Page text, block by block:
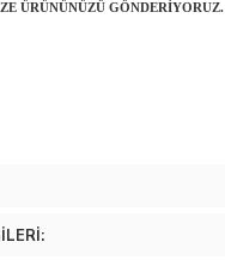
ÜRÜNÜNÜZÜ GÖNDERIYORUZ.